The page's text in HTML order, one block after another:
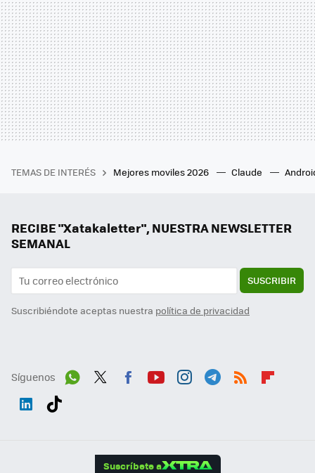
TEMAS DE INTERÉS Mejores moviles 2026 Claude
RECIBE "Xatakaletter", NUESTRA NEWSLETTER
SEMANAL
SUSCRIBIR
Suscribiéndote aceptas nuestra política de privacidad
Síguenos
Suscríbete a